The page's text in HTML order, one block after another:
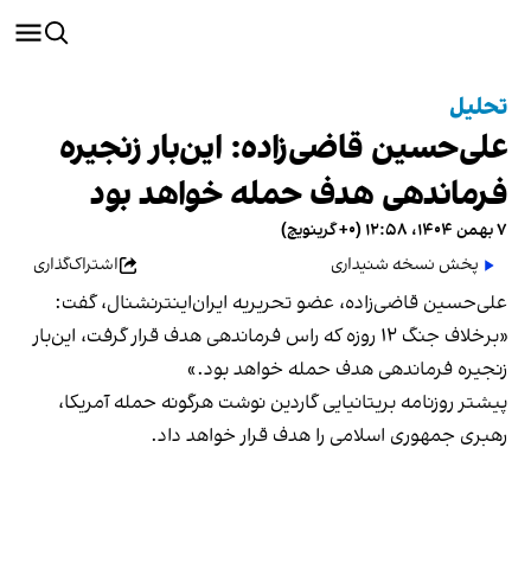
تحلیل
علی‌حسین قاضی‌زاده: این‌بار زنجیره
فرماندهی هدف حمله خواهد بود
۷ بهمن ۱۴۰۴، ۱۲:۵۸ (‎+۰ گرینویچ)
پخش نسخه شنیداری
اشتراک‌گذاری
علی‌حسین قاضی‌زاده، عضو تحریریه ایران‌اینترنشنال، گفت:
«برخلاف جنگ ۱۲ روزه که راس فرماندهی هدف قرار گرفت، این‌بار
زنجیره فرماندهی هدف حمله خواهد بود.»⁩
پیشتر روزنامه بریتانیایی گاردین نوشت هرگونه حمله آمریکا،
رهبری جمهوری اسلامی را هدف قرار خواهد داد.